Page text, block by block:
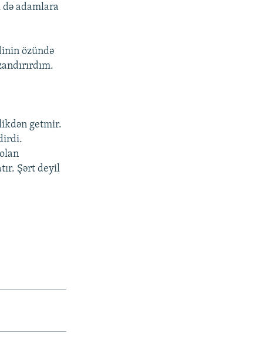
də adamlara
özündə
getmir.
Şərt deyil